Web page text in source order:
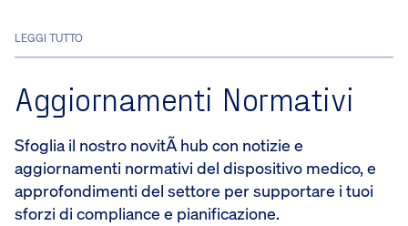
LEGGI TUTTO
Aggiornamenti Normativi
Sfoglia il nostro novitÃ hub con notizie e
aggiornamenti normativi del dispositivo medico, e
approfondimenti del settore per supportare i tuoi
sforzi di compliance e pianificazione.